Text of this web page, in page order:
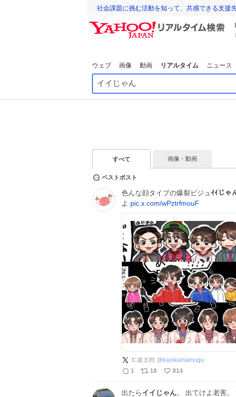
社会課題に挑む活動を知って、共感できる支援
ウェブ 画像 動画 リアルタイム ニュース
すべて 画像・動画
ベストポスト
色んな顔タイプの爆裂ビジュ ｲｲじゃ
よ pic.x.com/wPztrfmouF
ｶﾆ釜太郎 @ kanikamamogu
1
18 814
出たらイイじゃん。 出てけよ老害。